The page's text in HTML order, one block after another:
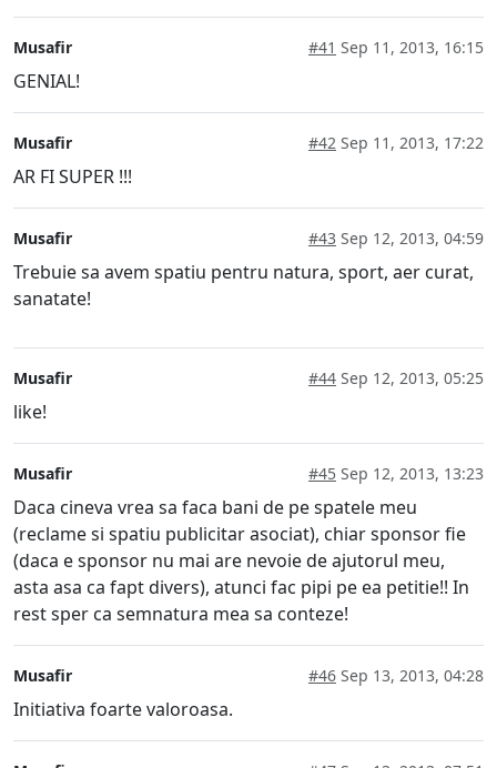
Musafir #41 Sep 11, 2013, 16:15
GENIAL!
Musafir #42 Sep 11, 2013, 17:22
AR FI SUPER !!!
Musafir #43 Sep 12, 2013, 04:59
Trebuie sa avem spatiu pentru natura, sport, aer curat,
sanatate!
Musafir #44 Sep 12, 2013, 05:25
like!
Musafir #45 Sep 12, 2013, 13:23
Daca cineva vrea sa faca bani de pe spatele meu
(reclame si spatiu publicitar asociat), chiar sponsor fie
(daca e sponsor nu mai are nevoie de ajutorul meu,
asta asa ca fapt divers), atunci fac pipi pe ea petitie!! In
rest sper ca semnatura mea sa conteze!
Musafir #46 Sep 13, 2013, 04:28
Initiativa foarte valoroasa.